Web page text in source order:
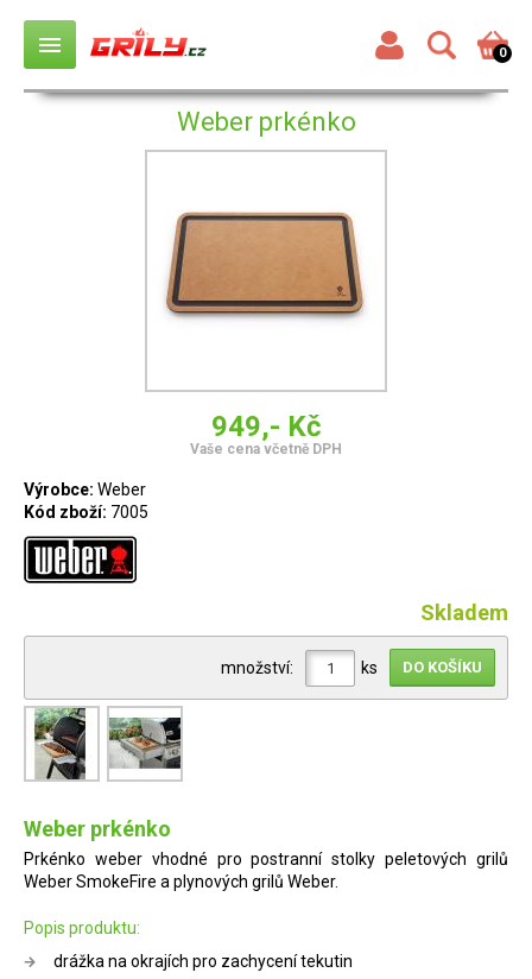
0
menu
Weber prkénko
949,- Kč
Vaše cena včetně DPH
Výrobce: Weber
Kód zboží: 7005
Skladem
množství: ks
Weber prkénko
Prkénko weber vhodné pro postranní stolky peletových grilů
Weber SmokeFire a plynových grilů Weber.
Popis produktu:
drážka na okrajích pro zachycení tekutin